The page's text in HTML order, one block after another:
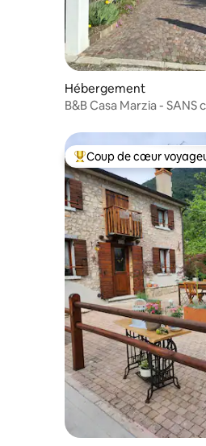
Hébergement
B&B Casa Marzia - SANS
Coups de cœur
Coup de cœur